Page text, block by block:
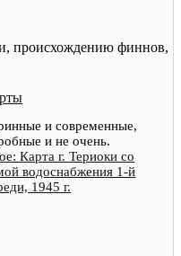
происхождению финнов,
и современные,
и не очень.
Карта г. Териоки со
водоснабжения 1-й
1945 г.